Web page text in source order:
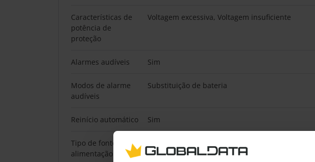
Características de
potência de
proteção
Voltagem excessiva, Voltagem insuficiente
Alarmes audíveis Sim
Modos de alarme
audíveis
Substituição de bateria
Reinício automático Sim
Tipo de fonte de
alimentação